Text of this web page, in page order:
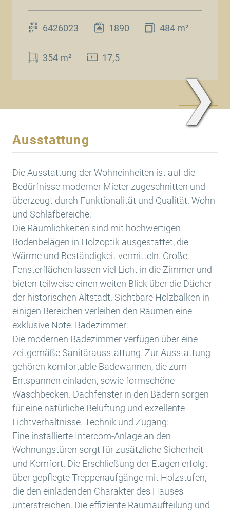
6426023 1890 484 m²
354 m² 17,5
❯
Ausstattung
Die Ausstattung der Wohneinheiten ist auf die
Bedürfnisse moderner Mieter zugeschnitten und
überzeugt durch Funktionalität und Qualität. Wohn-
und Schlafbereiche:
Die Räumlichkeiten sind mit hochwertigen
Bodenbelägen in Holzoptik ausgestattet, die
Wärme und Beständigkeit vermitteln. Große
Fensterflächen lassen viel Licht in die Zimmer und
bieten teilweise einen weiten Blick über die Dächer
der historischen Altstadt. Sichtbare Holzbalken in
einigen Bereichen verleihen den Räumen eine
exklusive Note. Badezimmer:
Die modernen Badezimmer verfügen über eine
zeitgemäße Sanitärausstattung. Zur Ausstattung
gehören komfortable Badewannen, die zum
Entspannen einladen, sowie formschöne
Waschbecken. Dachfenster in den Bädern sorgen
für eine natürliche Belüftung und exzellente
Lichtverhältnisse. Technik und Zugang:
Eine installierte Intercom-Anlage an den
Wohnungstüren sorgt für zusätzliche Sicherheit
und Komfort. Die Erschließung der Etagen erfolgt
über gepflegte Treppenaufgänge mit Holzstufen,
die den einladenden Charakter des Hauses
unterstreichen. Die effiziente Raumaufteilung und